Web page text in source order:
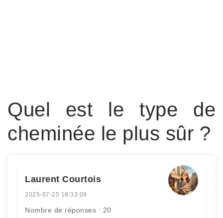
Quel est le type de
cheminée le plus sûr ?
Laurent Courtois
2025-07-25 18:33:09
Nombre de réponses : 20